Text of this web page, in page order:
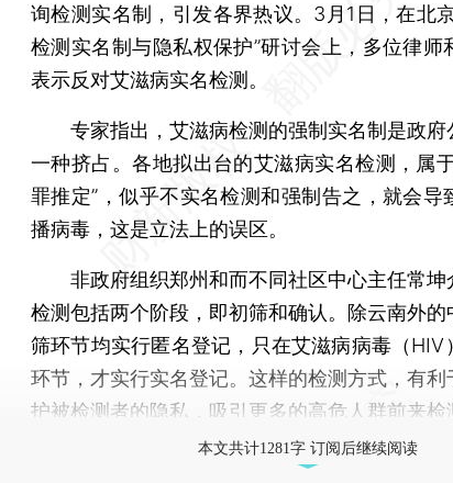
询检测实名制，引发各界热议。3月1日，在北
检测实名制与隐私权保护”研讨会上，多位律师
表示反对艾滋病实名检测。
专家指出，艾滋病检测的强制实名制是政府
一种挤占。各地拟出台的艾滋病实名检测，属
罪推定”，似乎不实名检测和强制告之，就会导
播病毒，这是立法上的误区。
非政府组织郑州和而不同社区中心主任常坤
检测包括两个阶段，即初筛和确认。除云南外的
筛环节均实行匿名登记，只在艾滋病病毒（HIV
环节，才实行实名登记。这样的检测方式，有利
护被检测者的隐私，吸引更多的高危人群前来检
本文共计1281字 订阅后继续阅读